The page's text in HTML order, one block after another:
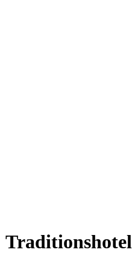
Traditionshotel